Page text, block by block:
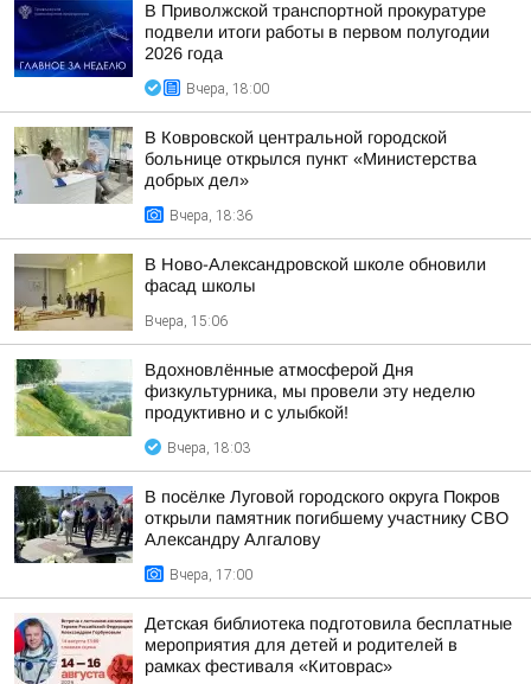
В Приволжской транспортной прокуратуре
подвели итоги работы в первом полугодии
2026 года
Вчера, 18:00
В Ковровской центральной городской
больнице открылся пункт «Министерства
добрых дел»
Вчера, 18:36
В Ново-Александровской школе обновили
фасад школы
Вчера, 15:06
Вдохновлённые атмосферой Дня
физкультурника, мы провели эту неделю
продуктивно и с улыбкой!
Вчера, 18:03
В посёлке Луговой городского округа Покров
открыли памятник погибшему участнику СВО
Александру Алгалову
Вчера, 17:00
Детская библиотека подготовила бесплатные
мероприятия для детей и родителей в
рамках фестиваля «Китоврас»